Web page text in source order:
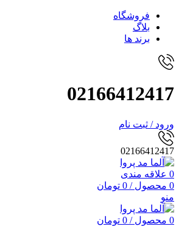
فروشگاه
بلاگ
برند ها
02166412417
ورود / ثبت نام
02166412417
0 علاقه مندی
0 محصول /
0 تومان
منو
0 محصول /
0 تومان